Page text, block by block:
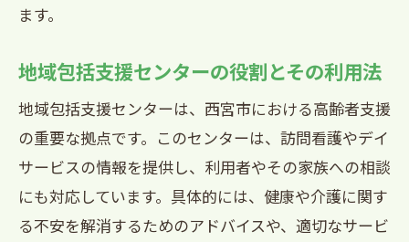
ます。
地域包括支援センターの役割とその利用法
地域包括支援センターは、西宮市における高齢者支援
の重要な拠点です。このセンターは、訪問看護やデイ
サービスの情報を提供し、利用者やその家族への相談
にも対応しています。具体的には、健康や介護に関す
る不安を解消するためのアドバイスや、適切なサービ